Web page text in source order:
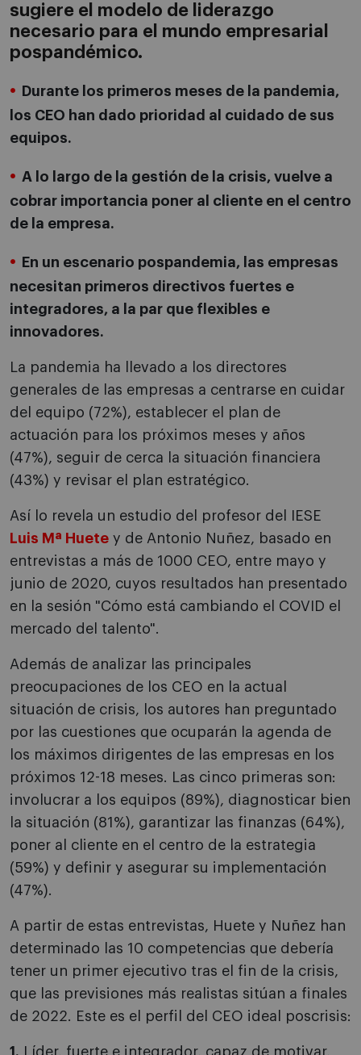
sugiere el modelo de liderazgo
necesario para el mundo empresarial
pospandémico.
Durante los primeros meses de la pandemia,
los CEO han dado prioridad al cuidado de sus
equipos.
A lo largo de la gestión de la crisis, vuelve a
cobrar importancia poner al cliente en el centro
de la empresa.
En un escenario pospandemia, las empresas
necesitan primeros directivos fuertes e
integradores, a la par que flexibles e
innovadores.
La pandemia ha llevado a los directores
generales de las empresas a centrarse en cuidar
del equipo (72%), establecer el plan de
actuación para los próximos meses y años
(47%), seguir de cerca la situación financiera
(43%) y revisar el plan estratégico.
Así lo revela un estudio del profesor del IESE
Luis Mª Huete y de Antonio Nuñez, basado en
entrevistas a más de 1000 CEO, entre mayo y
junio de 2020, cuyos resultados han presentado
en la sesión "Cómo está cambiando el COVID el
mercado del talento".
Además de analizar las principales
preocupaciones de los CEO en la actual
situación de crisis, los autores han preguntado
por las cuestiones que ocuparán la agenda de
los máximos dirigentes de las empresas en los
próximos 12-18 meses. Las cinco primeras son:
involucrar a los equipos (89%), diagnosticar bien
la situación (81%), garantizar las finanzas (64%),
poner al cliente en el centro de la estrategia
(59%) y definir y asegurar su implementación
(47%).
A partir de estas entrevistas, Huete y Nuñez han
determinado las 10 competencias que debería
tener un primer ejecutivo tras el fin de la crisis,
que las previsiones más realistas sitúan a finales
de 2022. Este es el perfil del CEO ideal poscrisis:
1. Líder, fuerte e integrador, capaz de motivar,